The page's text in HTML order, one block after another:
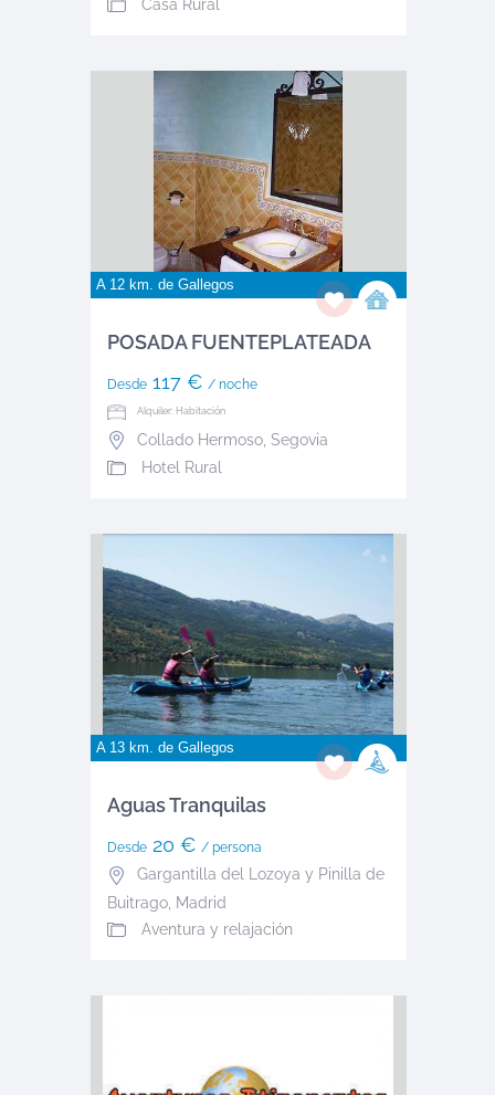
Casa Rural
A 12 km. de Gallegos
POSADA FUENTEPLATEADA
Desde117 € / noche
Alquiler: Habitación
Collado Hermoso, Segovia
Hotel Rural
A 13 km. de Gallegos
Aguas Tranquilas
Desde20 € / persona
Gargantilla del Lozoya y Pinilla de
Buitrago, Madrid
Aventura y relajación